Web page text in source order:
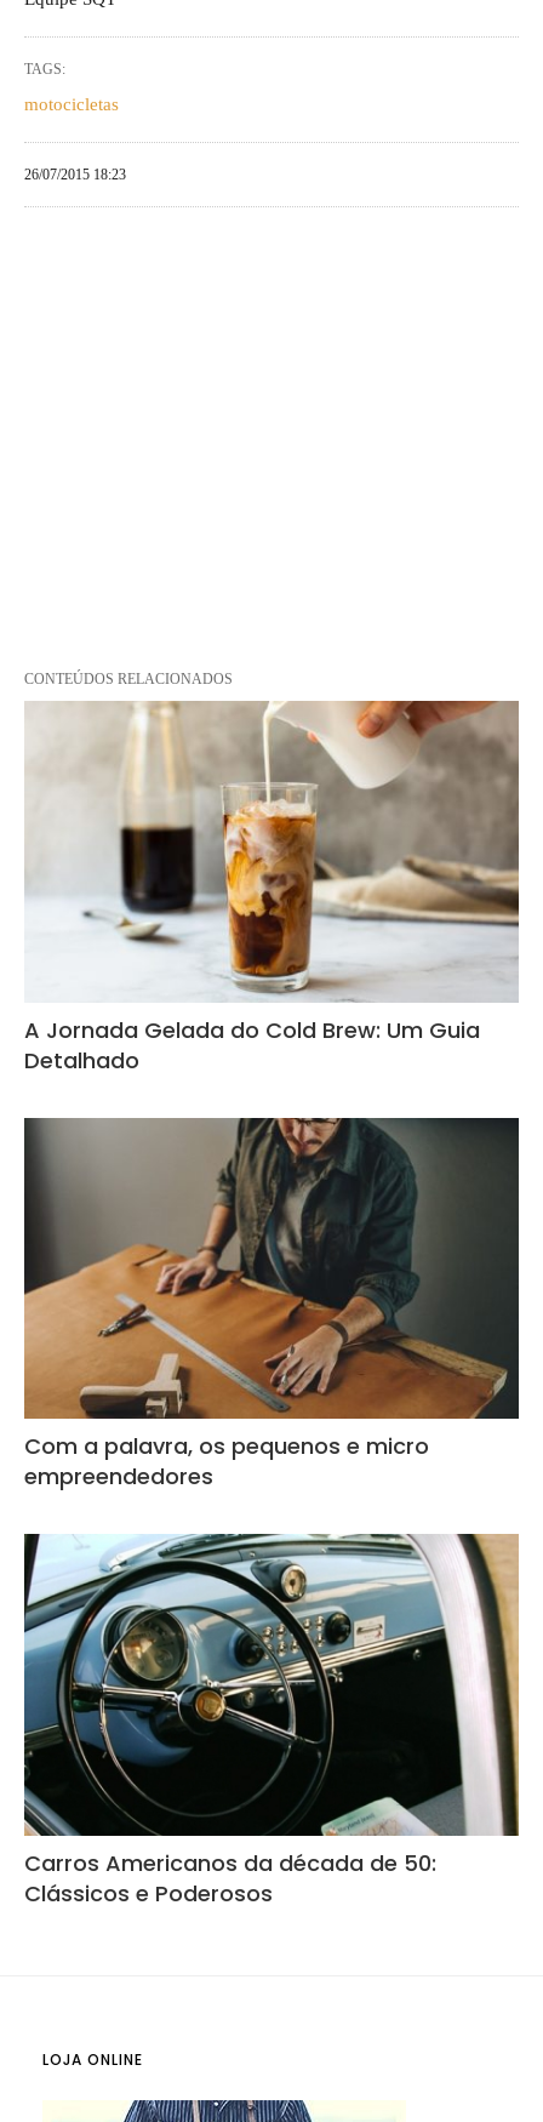
TAGS:
motocicletas
26/07/2015 18:23
CONTEÚDOS RELACIONADOS
A Jornada Gelada do Cold Brew: Um Guia
Detalhado
Com a palavra, os pequenos e micro
empreendedores
Carros Americanos da década de 50:
Clássicos e Poderosos
LOJA ONLINE